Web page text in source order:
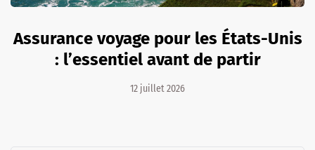
Assurance voyage pour les États-Unis
: l’essentiel avant de partir
12 juillet 2026